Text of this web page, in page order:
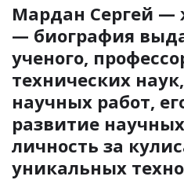
Мардан Сергей —
— биография
ученого,
технических
научных работ,
развитие
личность за
уникальных